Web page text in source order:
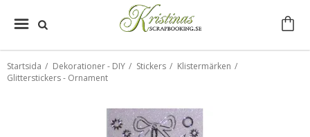
Startsida / Dekorationer - DIY / Stickers / Klistermärken /
Glitterstickers - Ornament